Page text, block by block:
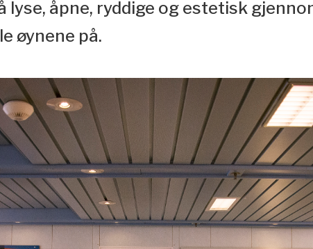
lyse, åpne, ryddige og estetisk
øynene på.